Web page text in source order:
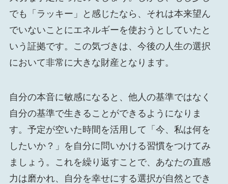
でも「ラッキー」と感じたなら、それは本来望ん
でいないことにエネルギーを使おうとしていたと
いう証拠です。この気づきは、今後の人生の選択
において非常に大きな財産となります。
自分の本音に敏感になると、他人の基準ではなく
自分の基準で生きることができるようになりま
す。予定が空いた時間を活用して「今、私は何を
したいか？」を自分に問いかける習慣をつけてみ
ましょう。これを繰り返すことで、あなたの直感
力は磨かれ、自分を幸せにする選択が自然とでき